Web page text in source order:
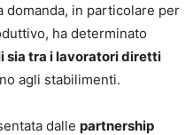
domanda, in particolare per
ha determinato
sia tra i lavoratori diretti
agli stabilimenti.
dalle partnership